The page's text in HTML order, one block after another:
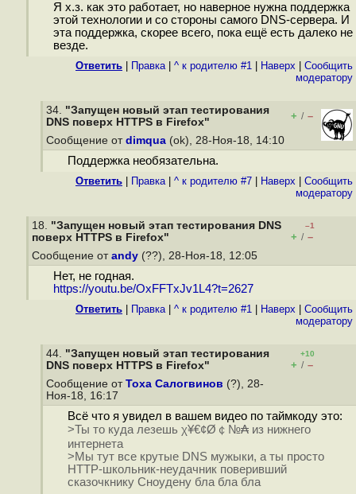
Я х.з. как это работает, но наверное нужна поддержка
этой технологии и со стороны самого DNS-сервера. И
эта поддержка, скорее всего, пока ещё есть далеко не
везде.
Ответить Правка| ^ к родителю #1 Наверх
Cообщить
модератору
34. "Запущен новый этап тестирования
DNS поверх HTTPS в Firefox"
+ / –
Сообщение от dimqua (ok), 28-Ноя-18, 14:10
Поддержка необязательна.
Ответить Правка| ^ к родителю #7 Наверх
Cообщить
модератору
18. "Запущен новый этап тестирования DNS
поверх HTTPS в Firefox"
–1
+ / –
Сообщение от andy (??), 28-Ноя-18, 12:05
Нет, не годная.
https://youtu.be/OxFFTxJv1L4?t=2627
Ответить Правка| ^ к родителю #1 Наверх
Cообщить
модератору
44. "Запущен новый этап тестирования
DNS поверх HTTPS в Firefox"
+10
+ / –
Сообщение от Тоха Салогвинов (?), 28-
Ноя-18, 16:17
Всё что я увидел в вашем видео по таймкоду это:
>Ты то куда лезешь χ¥€¢Ø￠№₳ из нижнего
интернета
>Мы тут все крутые DNS мужыки, а ты просто
HTTP-школьник-неудачник поверивший
сказочкнику Сноудену бла бла бла